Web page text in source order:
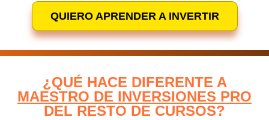
QUIERO APRENDER A INVERTIR
¿QUÉ HACE DIFERENTE A
MAESTRO DE INVERSIONES PRO
DEL RESTO DE CURSOS?